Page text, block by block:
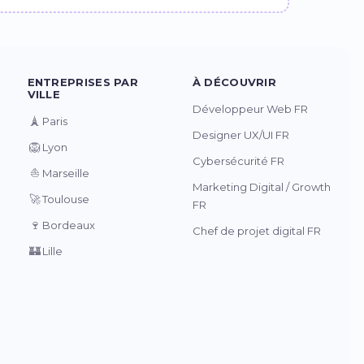
ENTREPRISES PAR
VILLE
🗼 Paris
🦁 Lyon
⛵ Marseille
🚀Toulouse
🍷 Bordeaux
🏰 Lille
À DÉCOUVRIR
Développeur Web FR
Designer UX/UI FR
Cybersécurité FR
Marketing Digital / Growth
FR
Chef de projet digital FR